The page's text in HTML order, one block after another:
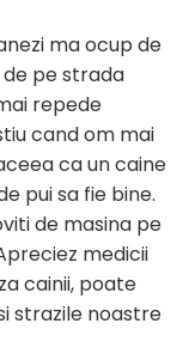
ma ocup de
de pe strada
repede
cand om mai
ca un caine
pui sa fie bine.
de masina pe
medicii
cainii, poate
strazile noastre